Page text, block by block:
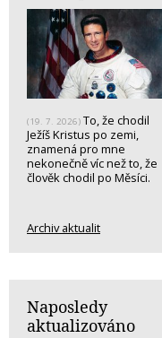
(19. 7. 2026) To, že chodil
Ježíš Kristus po zemi,
znamená pro mne
nekonečně víc než to, že
člověk chodil po Měsíci.
Archiv aktualit
Naposledy
aktualizováno